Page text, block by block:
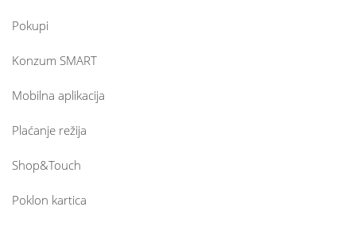
Pokupi
Konzum SMART
Mobilna aplikacija
Plaćanje režija
Shop&Touch
Poklon kartica